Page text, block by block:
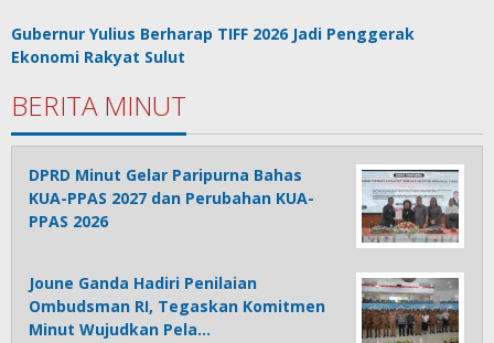
Gubernur Yulius Berharap TIFF 2026 Jadi Penggerak
Ekonomi Rakyat Sulut
BERITA MINUT
DPRD Minut Gelar Paripurna Bahas
KUA-PPAS 2027 dan Perubahan KUA-
PPAS 2026
Joune Ganda Hadiri Penilaian
Ombudsman RI, Tegaskan Komitmen
Minut Wujudkan Pela…